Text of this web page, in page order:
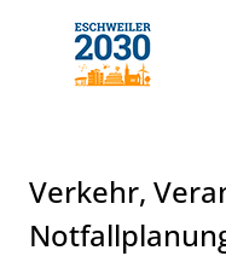
Zum Hauptinhalt
Verkehr,